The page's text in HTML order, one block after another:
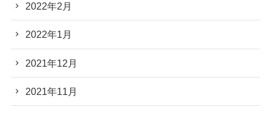
2022年2月
2022年1月
2021年12月
2021年11月